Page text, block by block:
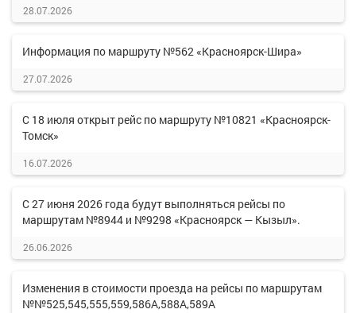
28.07.2026
Информация по маршруту №562 «Красноярск-Шира»
27.07.2026
С 18 июля открыт рейс по маршруту №10821 «Красноярск-
Томск»
16.07.2026
С 27 июня 2026 года будут выполняться рейсы по
маршрутам №8944 и №9298 «Красноярск — Кызыл».
26.06.2026
Изменения в стоимости проезда на рейсы по маршрутам
№№525,545,555,559,586А,588А,589А